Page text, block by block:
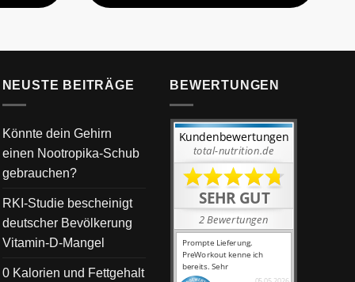
NEUSTE BEITRÄGE
Könnte dein Gehirn
einen Nootropika-Schub
gebrauchen?
RKI-Studie bescheinigt
deutscher Bevölkerung
Vitamin-D-Mangel
0 Kalorien und Fettgehalt
BEWERTUNGEN